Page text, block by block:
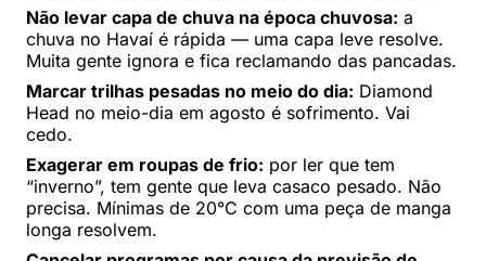
Não levar capa de chuva na época chuvosa: a
chuva no Havaí é rápida — uma capa leve resolve.
Muita gente ignora e fica reclamando das pancadas.
Marcar trilhas pesadas no meio do dia: Diamond
Head no meio-dia em agosto é sofrimento. Vai
cedo.
Exagerar em roupas de frio: por ler que tem
“inverno”, tem gente que leva casaco pesado. Não
precisa. Mínimas de 20°C com uma peça de manga
longa resolvem.